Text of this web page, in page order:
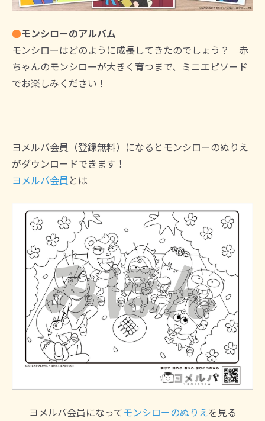
●モンシローのアルバム
モンシローはどのように成長してきたのでしょう？ 赤
ちゃんのモンシローが大きく育つまで、ミニエピソード
でお楽しみください！
ヨメルバ会員（登録無料）になるとモンシローのぬりえ
がダウンロードできます！
ヨメルバ会員 とは
ヨメルバ会員になってモンシローのぬりえを見る